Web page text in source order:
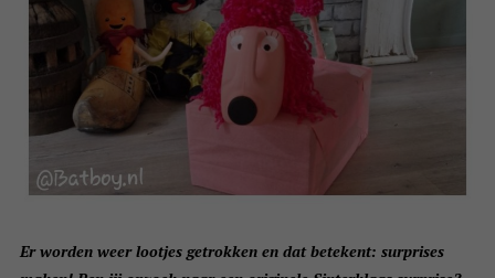
Er worden weer lootjes getrokken en dat betekent: surprises